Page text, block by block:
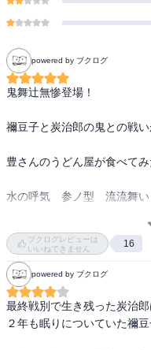
powered by ブクログ
鬼舞辻無惨登場！
禰豆子と炭治郎の鬼との戦い
豊さんのうどん屋が食べてみ
水の呼気　参ノ型　流流舞い
ぜひ〜
ブクログレビューは
いいねできません
16
powered by ブクログ
最終戦別で生き残った炭治郎
２年も眠りについていた禰